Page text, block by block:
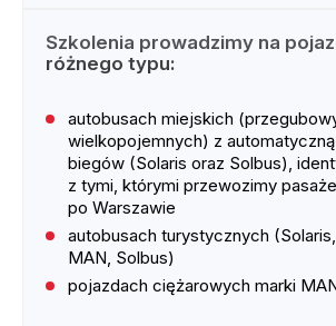
Szkolenia prowadzimy na
różnego typu:
autobusach miejskich
wielkopojemnych) z
biegów (Solaris oraz Solbus),
z tymi, którymi przewozimy
po Warszawie
autobusach turystycznych
MAN, Solbus)
pojazdach ciężarowych marki